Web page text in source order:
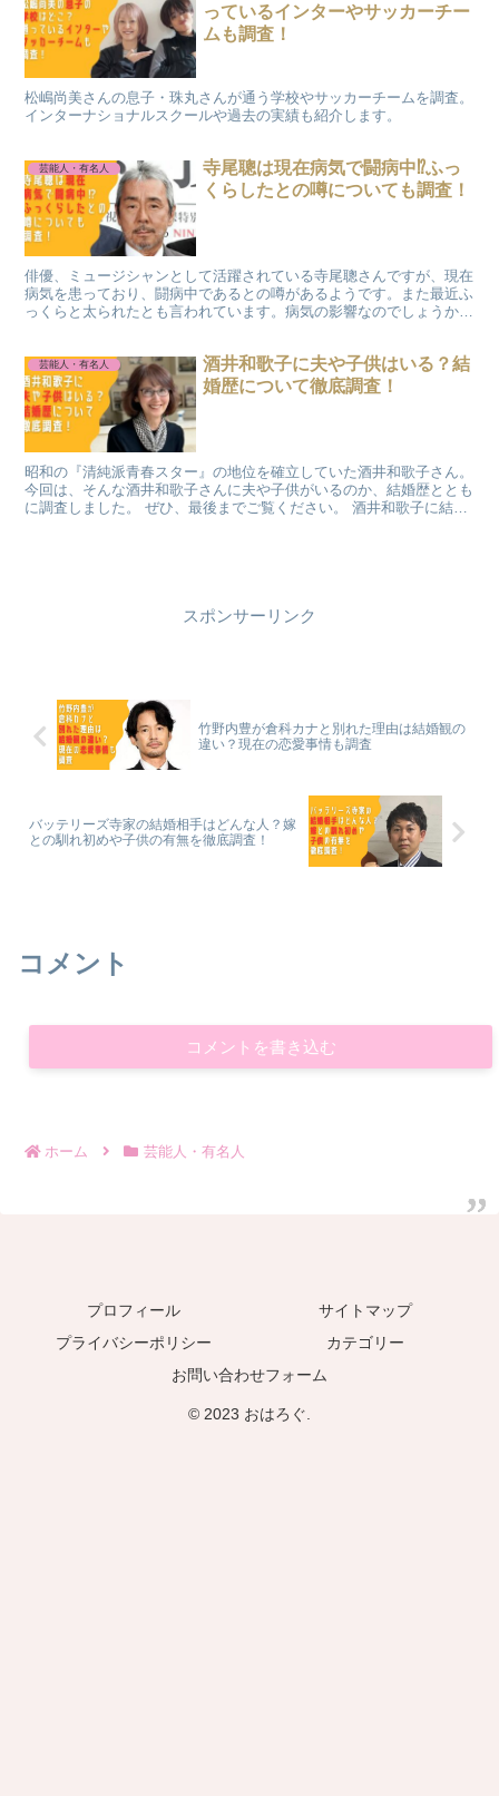
っているインターやサッカーチー
ムも調査！
松嶋尚美さんの息子・珠丸さんが通う学校やサッカーチームを調査。
インターナショナルスクールや過去の実績も紹介します。
芸能人・有名人
寺尾聰は現在病気で闘病中⁉ふっ
くらしたとの噂についても調査！
俳優、ミュージシャンとして活躍されている寺尾聰さんですが、現在
病気を患っており、闘病中であるとの噂があるようです。また最近ふ
っくらと太られたとも言われています。病気の影響なのでしょうか。
芸能人・有名人
酒井和歌子に夫や子供はいる？結
婚歴について徹底調査！
昭和の『清純派青春スター』の地位を確立していた酒井和歌子さん。
今回は、そんな酒井和歌子さんに夫や子供がいるのか、結婚歴ととも
に調査しました。 ぜひ、最後までご覧ください。 酒井和歌子に結婚
スポンサーリンク
竹野内豊が倉科カナと別れた理由は結婚観の
違い？現在の恋愛事情も調査
バッテリーズ寺家の結婚相手はどんな人？嫁
との馴れ初めや子供の有無を徹底調査！
コメント
コメントを書き込む
ホーム 芸能人・有名人
プロフィール
サイトマップ
プライバシーポリシー
カテゴリー
お問い合わせフォーム
© 2023 おはろぐ.